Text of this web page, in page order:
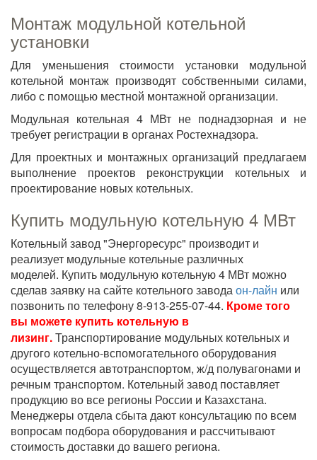
Монтаж модульной котельной
установки
Для уменьшения стоимости установки модульной
котельной монтаж производят собственными силами,
либо с помощью местной монтажной организации.
Модульная котельная 4 МВт не поднадзорная и не
требует регистрации в органах Ростехнадзора.
Для проектных и монтажных организаций предлагаем
выполнение проектов реконструкции котельных и
проектирование новых котельных.
Купить модульную котельную 4 МВт
Котельный завод "Энергоресурс" производит и
реализует модульные котельные различных
моделей. Купить модульную котельную 4 МВт можно
сделав заявку на сайте котельного заводаон-лайн или
позвонить по телефону 8-913-255-07-44. Кроме того
вы можете купить котельную в
лизинг.Транспортирование модульных котельных и
другого котельно-вспомогательного оборудования
осуществляется автотранспортом, ж/д полувагонами и
речным транспортом. Котельный завод поставляет
продукцию во все регионы России и Казахстана.
Менеджеры отдела сбыта дают консультацию по всем
вопросам подбора оборудования и рассчитывают
стоимость доставки до вашего региона.